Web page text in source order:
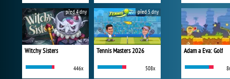
Witchy Sisters
446x
před 4 dny
Tennis Masters 2026
508x
před 5 dny
Adam a Eva: Golf